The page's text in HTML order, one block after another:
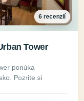
6 recenzií
Tower
ponúka
Pozrite si